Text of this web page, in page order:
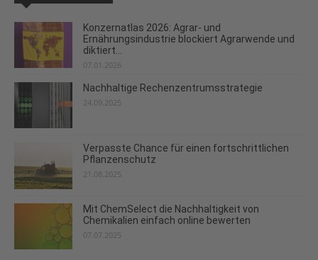
Konzernatlas 2026: Agrar- und
Ernährungsindustrie blockiert Agrarwende und
diktiert...
07.01.2026
Nachhaltige Rechenzentrumsstrategie
24.09.2025
Verpasste Chance für einen fortschrittlichen
Pflanzenschutz
21.08.2025
Mit ChemSelect die Nachhaltigkeit von
Chemikalien einfach online bewerten
07.07.2025